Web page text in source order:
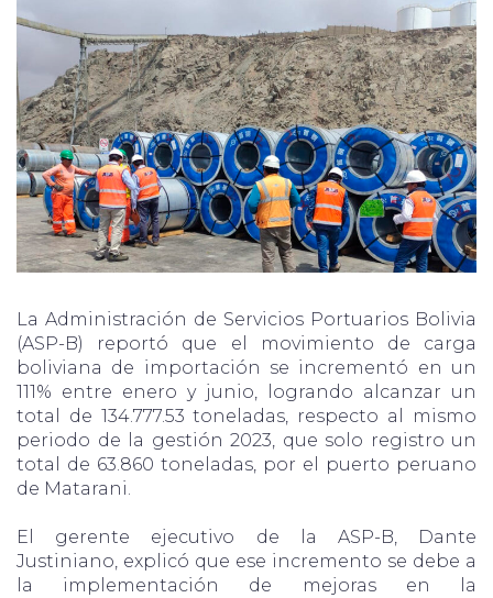
La Administración de Servicios Portuarios Bolivia
(ASP-B) reportó que el movimiento de carga
boliviana de importación se incrementó en un
111% entre enero y junio, logrando alcanzar un
total de 134.777.53 toneladas, respecto al mismo
periodo de la gestión 2023, que solo registro un
total de 63.860 toneladas, por el puerto peruano
de Matarani.
El gerente ejecutivo de la ASP-B, Dante
Justiniano, explicó que ese incremento se debe a
la implementación de mejoras en la